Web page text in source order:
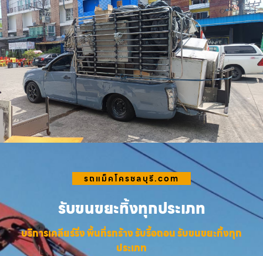
รถแม็คโครชลบุรี.com
รับขนขยะทิ้งทุกประเภท
บริการเคลียร์ริ่ง พื้นที่รกร้าง รับรื้อถอน รับขนขยะทิ้งทุก
ประเภท